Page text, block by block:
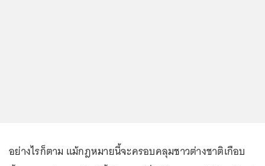
อย่างไรก็ตาม แม้กฎหมายนี้จะครอบคลุมชาวต่างชาติเกือบ